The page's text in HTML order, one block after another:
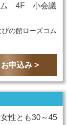
ム 4F 小会議
の館ローズコム
申込み >
性とも30～45